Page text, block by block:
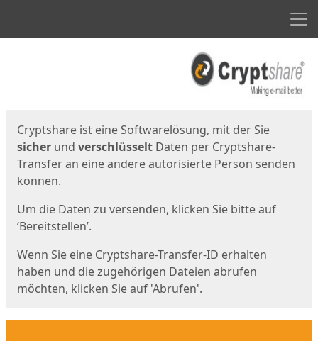
Cryptshare ist eine Softwarelösung, mit der Sie
sicher und verschlüsselt Daten per Cryptshare-
Transfer an eine andere autorisierte Person senden
können.
Um die Daten zu versenden, klicken Sie bitte auf
‘Bereitstellen’.
Wenn Sie eine Cryptshare-Transfer-ID erhalten
haben und die zugehörigen Dateien abrufen
möchten, klicken Sie auf 'Abrufen'.